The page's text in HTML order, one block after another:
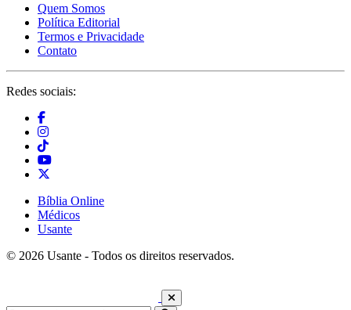
Quem Somos
Política Editorial
Termos e Privacidade
Contato
Redes sociais:
Bíblia Online
Médicos
Usante
© 2026 Usante - Todos os direitos reservados.